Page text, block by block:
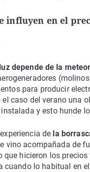
influyen en el
depende de la
para producir
caso del verano una
y esto hunde
de la
vino acompañada de
que hicieron los
lo habitual en